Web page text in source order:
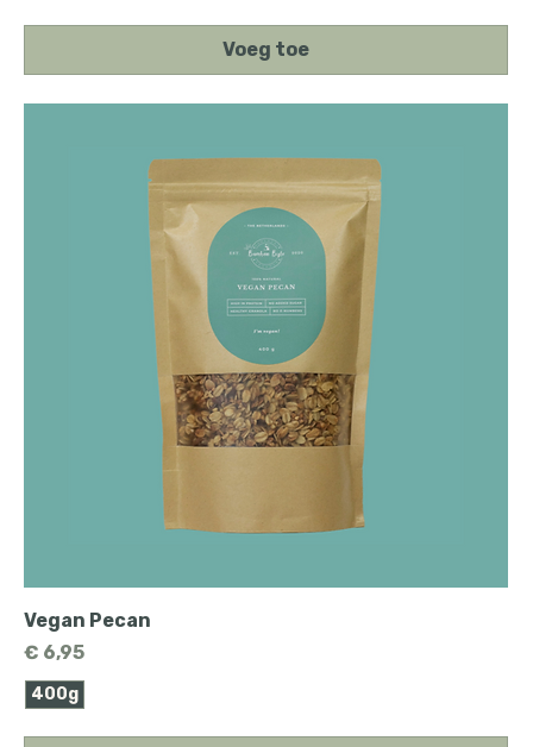
Voeg toe
Vegan Pecan
Prijs
€ 6,95
400g